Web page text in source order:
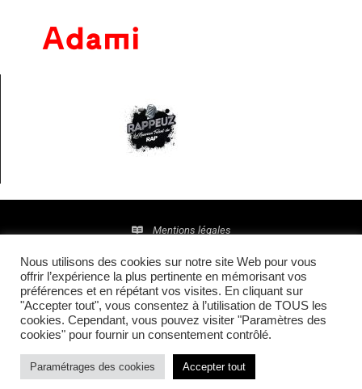
Mentions légales
Politique de confidentialité
© 2016 • Site maintenu et mis à jour parTI(E)GER
COMMUNICATION
Nous utilisons des cookies sur notre site Web pour vous
offrir l’expérience la plus pertinente en mémorisant vos
préférences et en répétant vos visites. En cliquant sur
"Accepter tout", vous consentez à l’utilisation de TOUS les
cookies. Cependant, vous pouvez visiter "Paramètres des
cookies" pour fournir un consentement contrôlé.
Paramétrages des cookies Accepter tout